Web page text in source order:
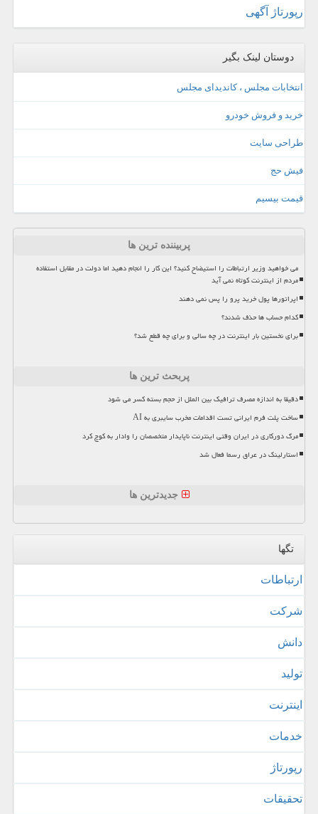
رپورتاژ آگهی
دوستان لینک بگیر
انتخابات مجلس ، کاندیدای مجلس
خرید و فروش خودرو
طراحی سایت
فیش حج
قیمت بیسیم
پربیننده ترین ها
می خواهید وزیر ارتباطات را استیضاح کنید؟ این کار را انجام دهید اما دولت در مقابل استفاده
مردم از اینترنت کوتاه نمی آید
اپراتورها پول خرید پرو را پس نمی دهند
کدام حساب ها حذف شدند؟
برای نخستین بار اینترنت در چه سالی و برای چه قطع شد؟
پربحث ترین ها
دقیقا به اندازه مصرف ترافیک بین الملل از حجم بسته کسر می شود
ساخت پلت فرم ایرانی تست اقدامات مخرب سایبری به AI
مرگ دورکاری در ایران وقتی اینترنت ناپایدار متخصصان را وادار به کوچ کرد
استارلینک در عراق رسما فعال شد
جدیدترین ها
تگها
ارتباطات
شركت
دانش
تولید
اینترنت
خدمات
رپورتاژ
تحقیقات